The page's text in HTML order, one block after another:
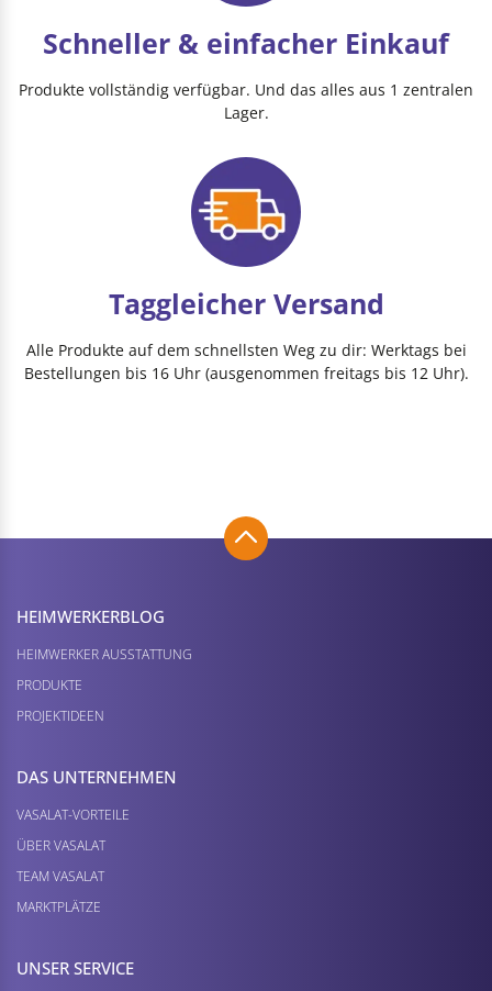
Schneller & einfacher Einkauf
Produkte vollständig verfügbar. Und das alles aus 1 zentralen
Lager.
Taggleicher Versand
Alle Produkte auf dem schnellsten Weg zu dir: Werktags bei
Bestellungen bis 16 Uhr (ausgenommen freitags bis 12 Uhr).
HEIMWERKER­BLOG
HEIMWERKER AUSSTATTUNG
PRODUKTE
PROJEKTIDEEN
DAS UNTERNEHMEN
VASALAT-VORTEILE
ÜBER VASALAT
TEAM VASALAT
MARKTPLÄTZE
UNSER SERVICE